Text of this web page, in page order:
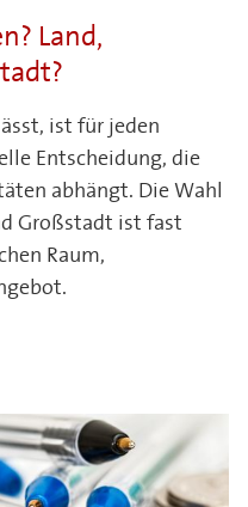
Land,
ist für jeden
Entscheidung, die
abhängt. Die Wahl
Großstadt ist fast
Raum,